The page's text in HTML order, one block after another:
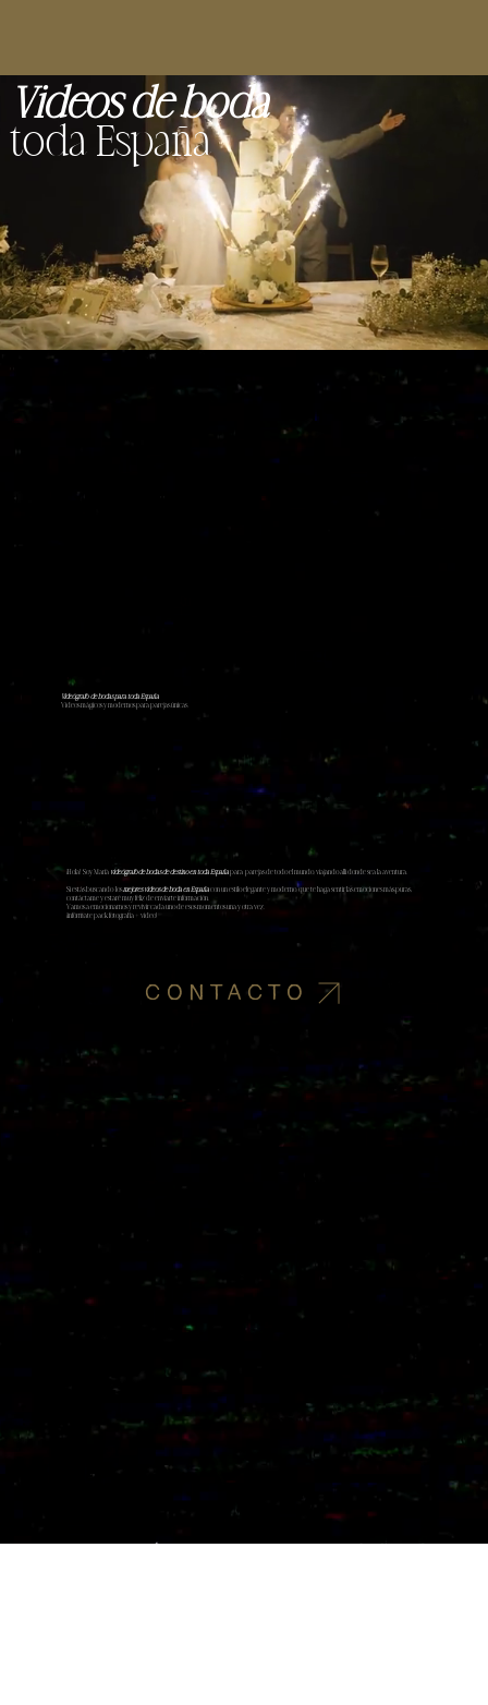
Videos de boda
toda España
Videógrafo de bodas para toda España
Videos mágicos y modernos para parejas únicas
¡Hola! Soy Marià videógrafo de bodas de destino entoda Españapara parejas de todo el mundo, viajando allí donde sea la aventura.
Si estás buscando losmejores videos de boda en Españacon un estilo elegante y moderno, que te haga sentir las emociones más puras,
contáctame y estaré muy feliz de enviarte información.
Vamos a emocionarnos y revivir cada uno de esos momentos una y otra vez.
¡infórmate pack fotografía + video!
CONTACTO